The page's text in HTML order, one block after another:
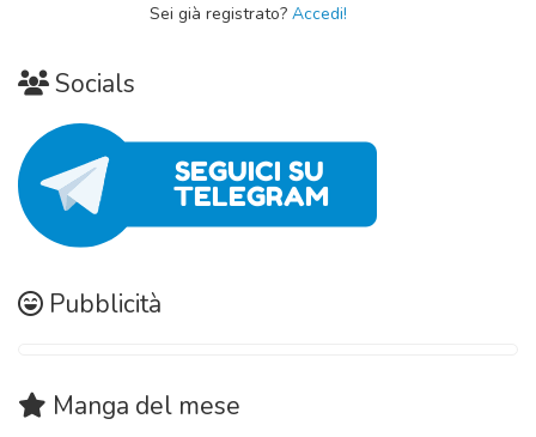
Sei già registrato? Accedi!
Socials
Pubblicità
Manga del mese